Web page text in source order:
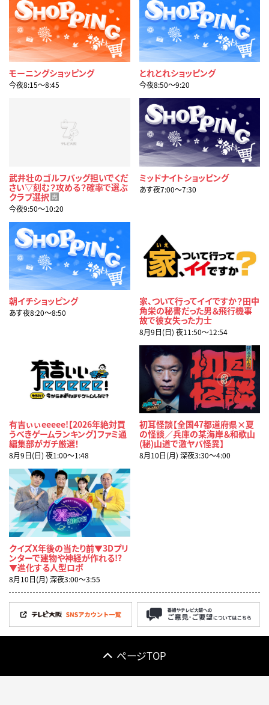
モーニングショッピング
今夜8:15〜8:45
とれとれショッピング
今夜8:50〜9:20
武井壮のゴルフバッグ担いでくだ
さい▽刻む？攻める？確率で選ぶ
クラブ選択 再
今夜9:50〜10:20
ミッドナイトショッピング
あす夜7:00〜7:30
朝イチショッピング
あす夜8:20〜8:50
家、ついて行ってイイですか？田中
角栄の秘書だった男＆飛行機事
故で彼女失った力士
8月9日(日) 夜11:50〜12:54
有吉ぃぃeeeee!【2026年絶対買
うべきゲームランキング】ファミ通
編集部がガチ厳選！
8月9日(日) 夜1:00〜1:48
初耳怪談【全国47都道府県×夏
の怪談／兵庫の某海岸＆和歌山
(秘)山道で激ヤバ怪異】
8月10日(月) 深夜3:30〜4:00
クイズX年後の当たり前▼3Dプリ
ンターで建物や神経が作れる!?
▼進化する人型ロボ
8月10日(月) 深夜3:00〜3:55
ページTOP